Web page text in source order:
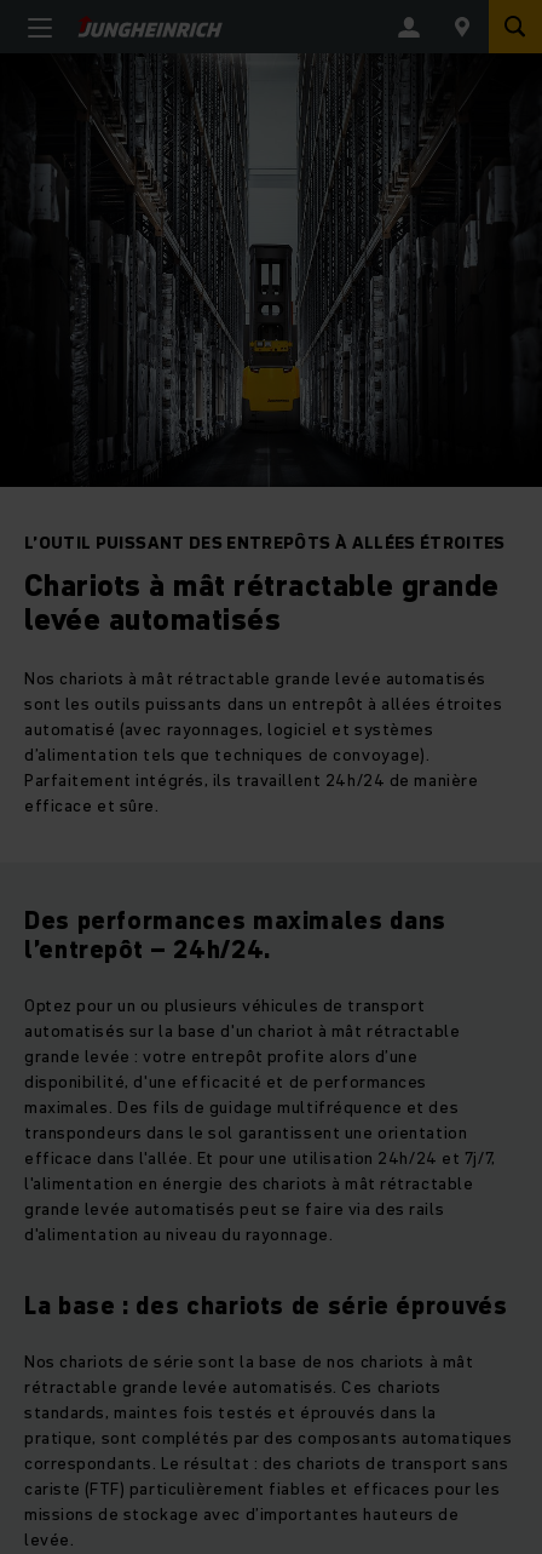
L’OUTIL PUISSANT DES ENTREPÔTS À ALLÉES ÉTROITES
Chariots à mât rétractable grande
levée automatisés
Nos chariots à mât rétractable grande levée automatisés
sont les outils puissants dans un entrepôt à allées étroites
automatisé (avec rayonnages, logiciel et systèmes
d’alimentation tels que techniques de convoyage).
Parfaitement intégrés, ils travaillent 24h/24 de manière
efficace et sûre.
Des performances maximales dans
l’entrepôt – 24h/24.
Optez pour un ou plusieurs véhicules de transport
automatisés sur la base d'un chariot à mât rétractable
grande levée : votre entrepôt profite alors d’une
disponibilité, d'une efficacité et de performances
maximales. Des fils de guidage multifréquence et des
transpondeurs dans le sol garantissent une orientation
efficace dans l'allée. Et pour une utilisation 24h/24 et 7j/7,
l'alimentation en énergie des chariots à mât rétractable
grande levée automatisés peut se faire via des rails
d'alimentation au niveau du rayonnage.
La base : des chariots de série éprouvés
Nos chariots de série sont la base de nos chariots à mât
rétractable grande levée automatisés. Ces chariots
standards, maintes fois testés et éprouvés dans la
pratique, sont complétés par des composants automatiques
correspondants. Le résultat : des chariots de transport sans
cariste (FTF) particulièrement fiables et efficaces pour les
missions de stockage avec d’importantes hauteurs de
levée.